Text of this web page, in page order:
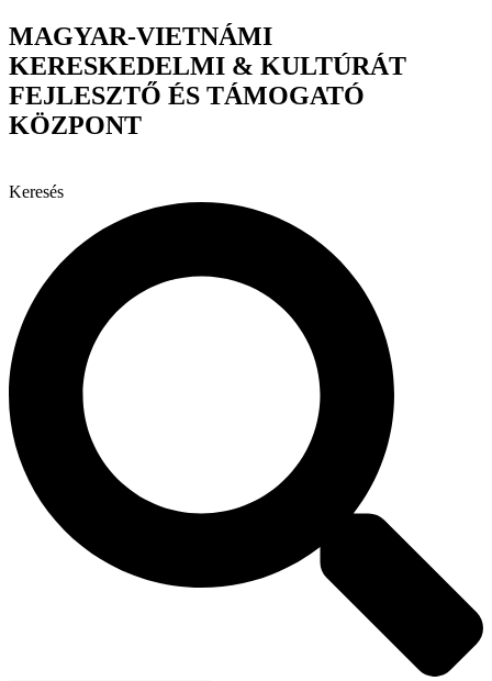
Ugrás
a
tartalomhoz
MAGYAR-VIETNÁMI
KERESKEDELMI & KULTÚRÁT
FEJLESZTŐ ÉS TÁMOGATÓ
KÖZPONT
Keresés